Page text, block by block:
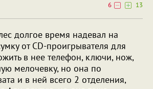
6
13
долгое время надевал на
от CD-проигрывателя для
в нее телефон, ключи, нож,
мелочевку, но она по
и в ней всего 2 отделения,